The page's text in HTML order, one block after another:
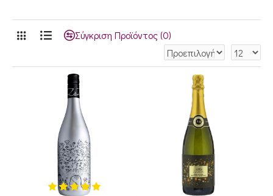
Σύγκριση Προϊόντος (0)